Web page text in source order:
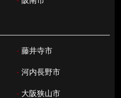
- 藤井寺市
- 河内長野市
- 大阪狭山市